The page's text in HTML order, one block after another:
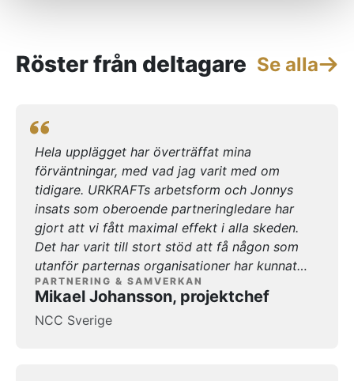
Röster från deltagare Se alla
Hela upplägget har överträffat mina
förväntningar, med vad jag varit med om
tidigare. URKRAFTs arbetsform och Jonnys
insats som oberoende partneringledare har
gjort att vi fått maximal effekt i alla skeden.
Det har varit till stort stöd att få någon som
utanför parternas organisationer har kunnat
leda oss rätt i våra diskussioner om saker som
vi till en början såg på olika sätt.
PARTNERING & SAMVERKAN
Mikael Johansson, projektchef
NCC Sverige